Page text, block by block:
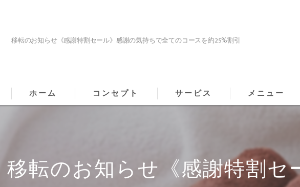
移転のお知らせ《感謝特割セール》感謝の気持ちで全てのコースを約25%割引
ホーム コンセプト サービス メニュー
移転のお知らせ《感謝特割